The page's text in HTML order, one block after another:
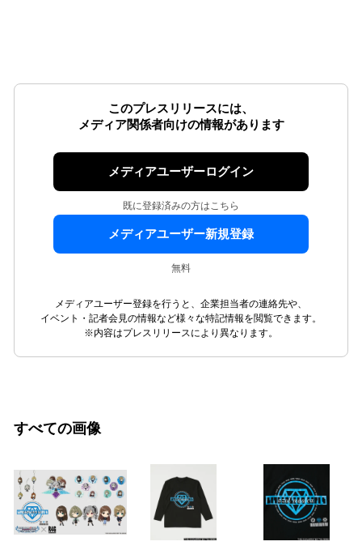
このプレスリリースには、
メディア関係者向けの情報があります
メディアユーザーログイン
既に登録済みの方はこちら
メディアユーザー新規登録
無料
メディアユーザー登録を行うと、企業担当者の連絡先や、
イベント・記者会見の情報など様々な特記情報を閲覧できます。
※内容はプレスリリースにより異なります。
すべての画像